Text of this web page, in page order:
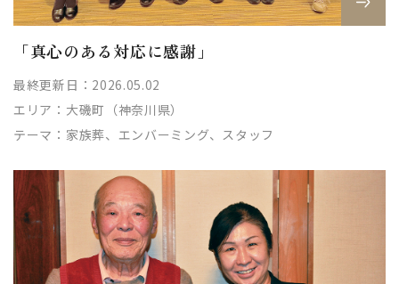
「真心のある対応に感謝」
最終更新日：2026.05.02
エリア： 大磯町（神奈川県）
テーマ： 家族葬、エンバーミング、スタッフ